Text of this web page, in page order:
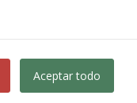
Aceptar todo